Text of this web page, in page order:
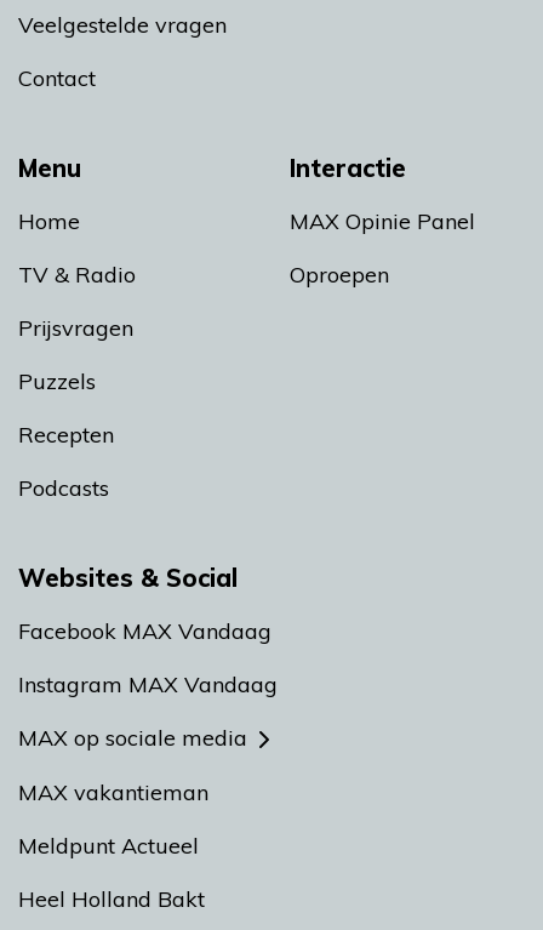
Menu
Home
TV & Radio
Prijsvragen
Puzzels
Recepten
Podcasts
Interactie
MAX Opinie Panel
Oproepen
Veelgestelde vragen
Contact
Websites & Social
Facebook MAX Vandaag
Instagram MAX Vandaag
MAX op sociale media
MAX vakantieman
Meldpunt Actueel
Heel Holland Bakt